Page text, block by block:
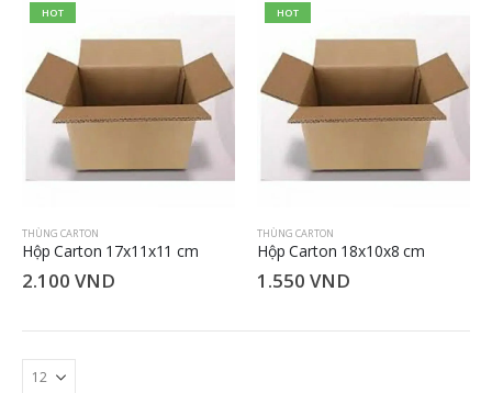
HOT
THÙNG CARTON
Hộp Carton 17x11x11 cm
2.100 VND
HOT
THÙNG CARTON
Hộp Carton 18x10x8 cm
1.550 VND